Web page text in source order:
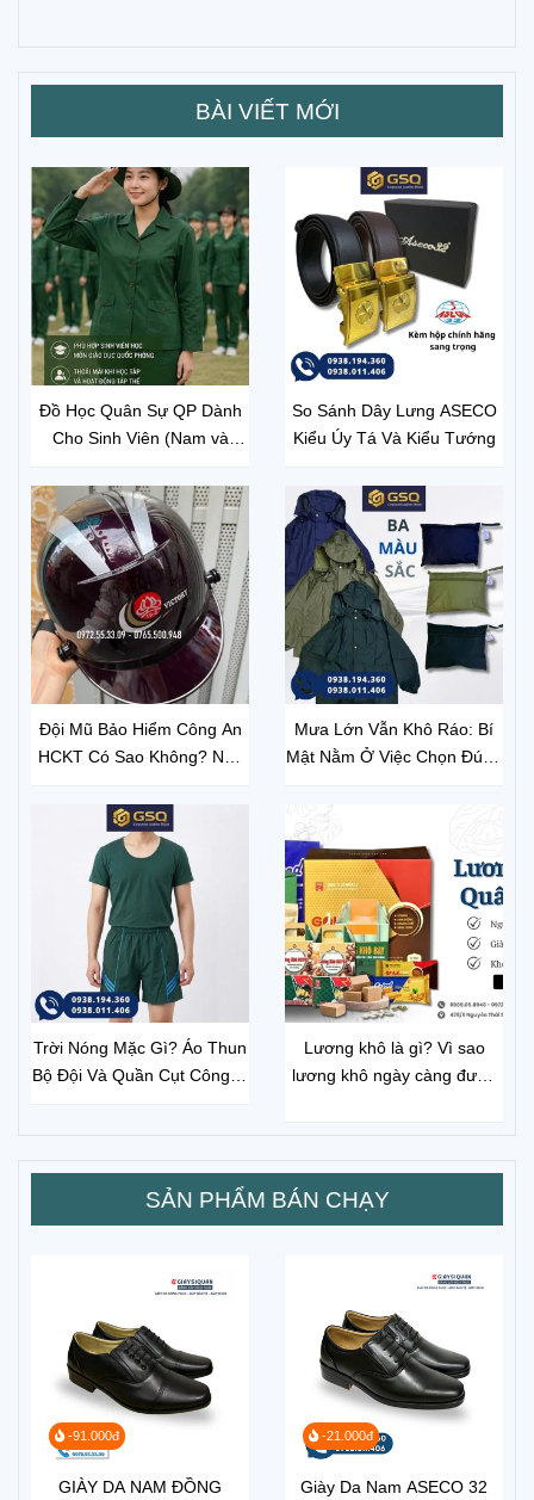
BÀI VIẾT MỚI
Đồ Học Quân Sự QP Dành
Cho Sinh Viên (Nam và
Bắt Đầu Môn Học Thuận Lợi
So Sánh Dây Lưng ASECO
Kiểu Úy Tá Và Kiểu Tướng
Đội Mũ Bảo Hiểm Công An
HCKT Có Sao Không? Nên
Chính Hãng?
Mưa Lớn Vẫn Khô Ráo: Bí
Mật Nằm Ở Việc Chọn Đúng
Trời Nóng Mặc Gì? Áo Thun
Bộ Đội Và Quần Cụt Công ty
Lương khô là gì? Vì sao
lương khô ngày càng được
SẢN PHẨM BÁN CHẠY
-91.000đ
GIÀY DA NAM ĐỒNG
-21.000đ
Giày Da Nam ASECO 32